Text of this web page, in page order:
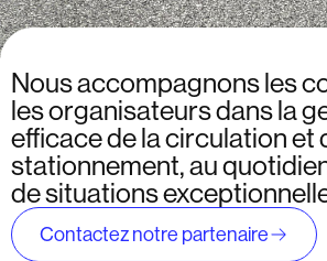
Nous accompagnons les
les organisateurs dans la
efficace de la circulation et
stationnement, au
de situations
Contactez notre partenaire